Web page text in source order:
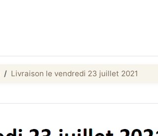
Livraison le vendredi 23 juillet 2021